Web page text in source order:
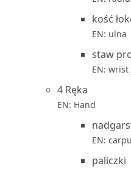
kość
EN: ulna
staw
EN:
4 Ręka
EN: Hand
EN:
paliczki